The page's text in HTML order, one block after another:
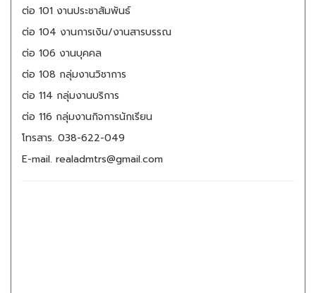
ต่อ 101 งานประชาสัมพันธ์
ต่อ 104 งานการเงิน/งานสารบรรณ
ต่อ 106 งานบุคคล
ต่อ 108 กลุ่มงานวิชาการ
ต่อ 114 กลุ่มงานบริการ
ต่อ 116 กลุ่มงานกิจการนักเรียน
โทรสาร. 038-622-049
E-mail. realadmtrs@gmail.com